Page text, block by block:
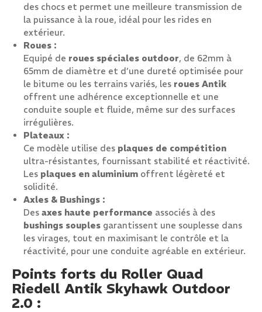
des chocs et permet une meilleure transmission de
la puissance à la roue, idéal pour les rides en
extérieur.
Roues :
Equipé de roues spéciales outdoor, de 62mm à
65mm de diamètre et d’une dureté optimisée pour
le bitume ou les terrains variés, les roues Antik
offrent une adhérence exceptionnelle et une
conduite souple et fluide, même sur des surfaces
irrégulières.
Plateaux :
Ce modèle utilise des plaques de compétition
ultra-résistantes, fournissant stabilité et réactivité.
Les plaques en aluminium offrent légèreté et
solidité.
Axles & Bushings :
Des axes haute performance associés à des
bushings souples garantissent une souplesse dans
les virages, tout en maximisant le contrôle et la
réactivité, pour une conduite agréable en extérieur.
Points forts du Roller Quad
Riedell Antik Skyhawk Outdoor
2.0 :